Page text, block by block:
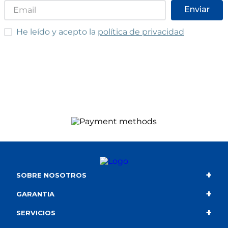
Enviar
He leído y acepto las condiciones
He leído y acepto la política de privacidad
SOBRE NOSOTROS +
Contacto
Quiénes somos
GARANTIA +
Condiciones de compra
SERVICIOS +